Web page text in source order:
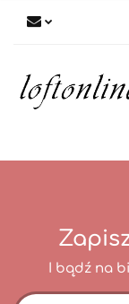
I bądź na